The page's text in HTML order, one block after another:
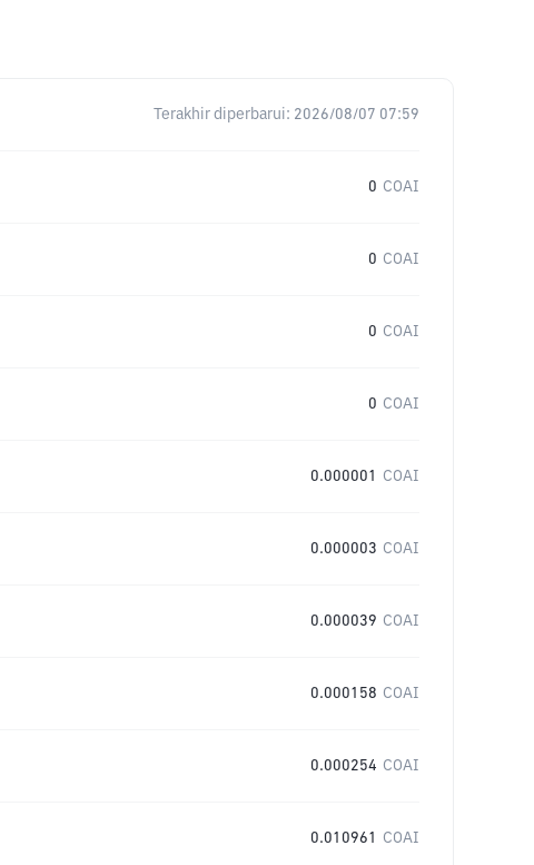
Terakhir diperbarui: 2026/08/07 07:59
0 COAI
0 COAI
0 COAI
0 COAI
0.000001 COAI
0.000003 COAI
0.000039 COAI
0.000158 COAI
0.000254 COAI
0.010961 COAI